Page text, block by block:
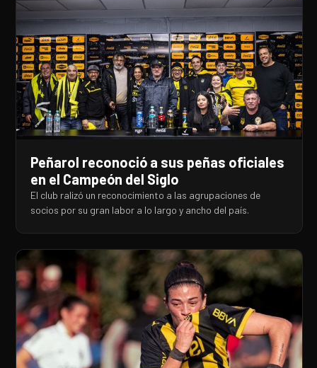
Peñarol reconoció a sus peñas oficiales
en el Campeón del Siglo
El club ralizó un reconocimiento a las agrupaciones de
socios por su gran labor a lo largo y ancho del país.